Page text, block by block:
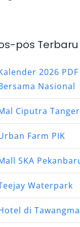
pos Terbaru
2026
Nasional
Ciputra
Farm PIK
SKA
Waterpark
di